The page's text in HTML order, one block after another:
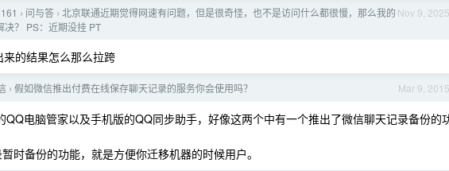
Nov 9, 2025
› 问与答 › 北京联通近期觉得网速有问题，但是很奇怪，也不是访问什么都很慢，那么我的
决？ PS：近期没挂 PT
的结果怎么那么拉跨
Mar 9, 2015
› 假如微信推出付费在线保存聊天记录的服务你会使用吗？
QQ电脑管家以及手机版的QQ同步助手，好像这两个中有一个推出了微信聊天记录备份的
时备份的功能，就是方便你迁移机器的时候用户。